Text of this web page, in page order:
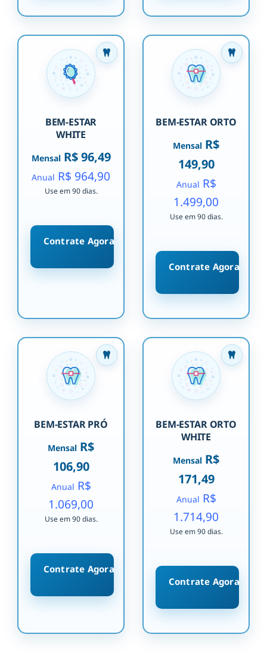
BEM-ESTAR
WHITE
MensalR$ 96,49
Anual R$ 964,90
Use em 90 dias.
Contrate Agora
BEM-ESTAR ORTO
Mensal R$
149,90
Anual R$
1.499,00
Use em 90 dias.
Contrate Agora
BEM-ESTAR PRÓ
Mensal R$
106,90
Anual R$
1.069,00
Use em 90 dias.
Contrate Agora
BEM-ESTAR ORTO
WHITE
Mensal R$
171,49
Anual R$
1.714,90
Use em 90 dias.
Contrate Agora